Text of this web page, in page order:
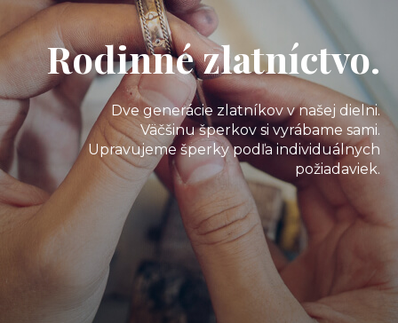
Rodinné zlatníctvo.
Dve generácie zlatníkov v našej dielni.
Väčšinu šperkov si vyrábame sami.
Upravujeme šperky podľa individuálnych
požiadaviek.